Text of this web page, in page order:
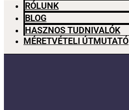
RÓLUNK
BLOG
HASZNOS TUDNIVALÓK
MÉRETVÉTELI ÚTMUTATÓ